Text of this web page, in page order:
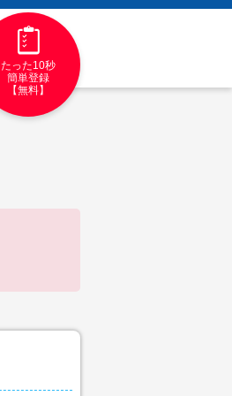
たった10秒
簡単登録
【無料】